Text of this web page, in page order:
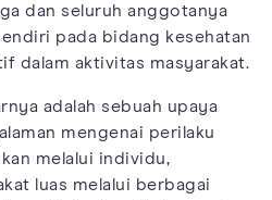
dan seluruh anggotanya
pada bidang kesehatan
dalam aktivitas masyarakat.
adalah sebuah upaya
mengenai perilaku
melalui individu,
luas melalui berbagai